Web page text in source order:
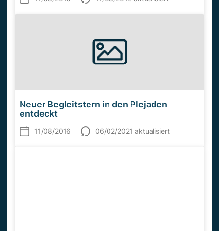
Neuer Begleitstern in den Plejaden
entdeckt
11/08/2016 06/02/2021 aktualisiert